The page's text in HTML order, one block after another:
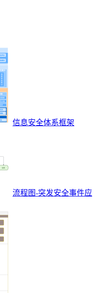
信息安全体系框架
流程图-突发安全事件应